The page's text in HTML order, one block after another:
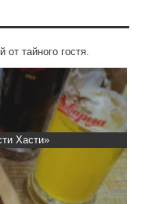
тайного гостя.
Хасти»